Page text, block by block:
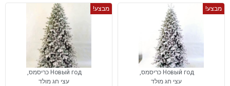
מבצע!
Новый год כריסמס
,
עצי חג מולד
מבצע!
Новый год כריסמס
,
עצי חג מולד